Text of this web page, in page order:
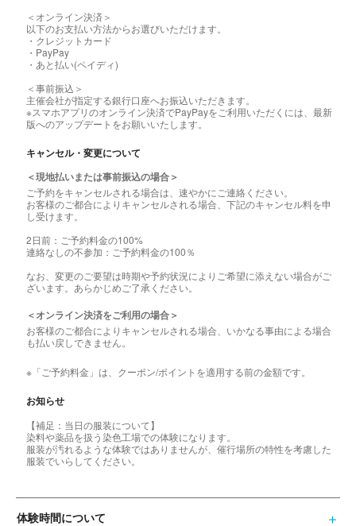
＜オンライン決済＞
以下のお支払い方法からお選びいただけます。
・クレジットカード
・PayPay
・あと払い(ペイディ)
＜事前振込＞
主催会社が指定する銀行口座へお振込いただきます。
※スマホアプリのオンライン決済でPayPayをご利用いただくには、最新
版へのアップデートをお願いいたします。
キャンセル・変更について
＜現地払いまたは事前振込の場合＞
ご予約をキャンセルされる場合は、速やかにご連絡ください。
お客様のご都合によりキャンセルされる場合、下記のキャンセル料を申
し受けます。
2日前：ご予約料金の100%
連絡なしの不参加：ご予約料金の100％
なお、変更のご要望は時期や予約状況によりご希望に添えない場合がご
ざいます。あらかじめご了承ください。
＜オンライン決済をご利用の場合＞
お客様のご都合によりキャンセルされる場合、いかなる事由による場合
も払い戻しできません。
※「ご予約料金」は、クーポン/ポイントを適用する前の金額です。
お知らせ
【補足：当日の服装について】
染料や薬品を扱う染色工場での体験になります。
服装が汚れるような体験ではありませんが、催行場所の特性を考慮した
服装でいらしてください。
体験時間について